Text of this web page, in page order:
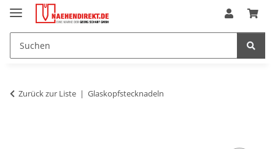
Zurück zur Liste Glaskopfstecknadeln